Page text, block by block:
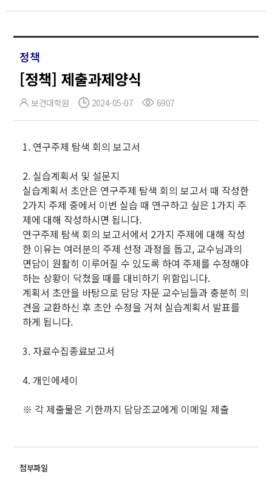
정책
[정책] 제출과제양식
보건대학원 2024-05-07 6907
1. 연구주제 탐색 회의 보고서
2. 실습계획서 및 설문지
실습계획서 초안은 연구주제 탐색 회의 보고서 때 작성한
2가지 주제 중에서 이번 실습 때 연구하고 싶은 1가지 주
제에 대해 작성하시면 됩니다.
연구주제 탐색 회의 보고서에서 2가지 주제에 대해 작성
한 이유는 여러분의 주제 선정 과정을 돕고, 교수님과의
면담이 원활히 이루어질 수 있도록 하여 주제를 수정해야
하는 상황이 닥쳤을 때를 대비하기 위함입니다.
계획서 초안을 바탕으로 담당 자문 교수님들과 충분히 의
견을 교환하신 후 초안 수정을 거쳐 실습계획서 발표를
하게 됩니다.
3. 자료수집종료보고서
4. 개인에세이
※ 각 제출물은 기한까지 담당조교에게 이메일 제출